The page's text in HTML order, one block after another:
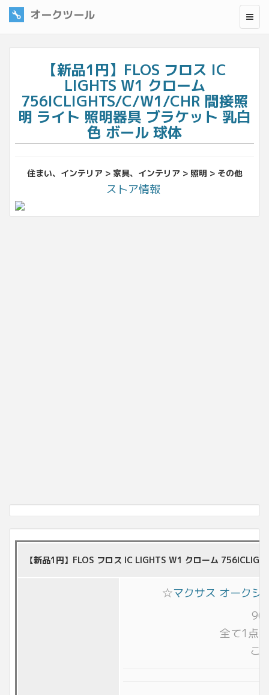
オークツール
【新品1円】FLOS フロス IC
LIGHTS W1 クローム
756ICLIGHTS/C/W1/CHR 間接照
明 ライト 照明器具 ブラケット 乳白
色 ボール 球体
住まい、インテリア > 家具、インテリア > 照明 > その他
ストア情報
【新品1円】FLOS フロス IC LIGHTS W1 クローム
☆マクサス オークシ
全て1点
こ